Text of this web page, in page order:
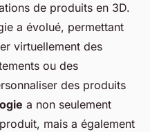
de produits en 3D.
a évolué, permettant
virtuellement des
ou des
des produits
a non seulement
mais a également